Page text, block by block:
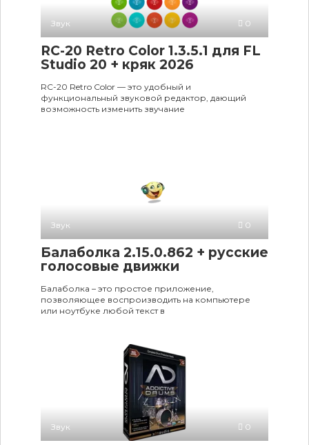
Звук 0
RC-20 Retro Color 1.3.5.1 для FL
Studio 20 + кряк 2026
RC-20 Retro Color — это удобный и
функциональный звуковой редактор, дающий
возможность изменить звучание
Звук 0
Балаболка 2.15.0.862 + русские
голосовые движки
Балаболка – это простое приложение,
позволяющее воспроизводить на компьютере
или ноутбуке любой текст в
Звук 0